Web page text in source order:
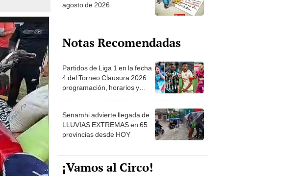
agosto de 2026
Notas Recomendadas
Partidos de Liga 1 en la fecha
4 del Torneo Clausura 2026:
programación, horarios y
Senamhi advierte llegada de
LLUVIAS EXTREMAS en 65
provincias desde HOY
¡Vamos al Circo!